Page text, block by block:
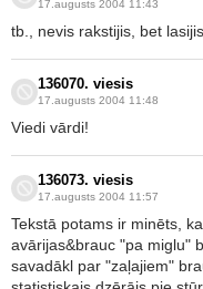
17.augusts 2004 11:43
tb., nevis rakstijis, bet
136070. viesis
17.augusts 2004 11:48
Viedi vārdi!
136073. viesis
17.augusts 2004 11:57
Tekstā potams ir minēts,
avārijas&brauc "pa miglu"
savadākl par "zaļajiem"